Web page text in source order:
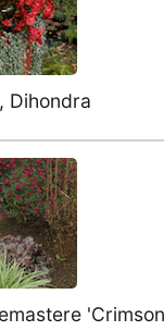
Dihondra